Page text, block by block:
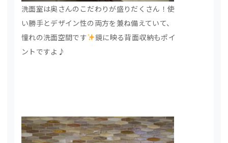
洗面室は奥さんのこだわりが盛りだくさん！使
い勝手とデザイン性の両方を兼ね備えていて、
憧れの洗面空間です
鏡に映る背面収納もポイ
ントですよ♪